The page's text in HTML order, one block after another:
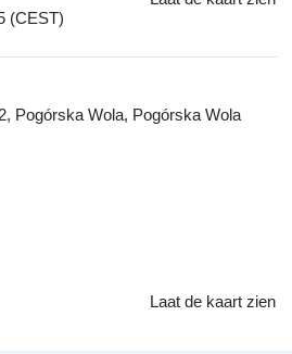
(CEST)
Pogórska Wola, Pogórska Wola
Laat de kaart zien